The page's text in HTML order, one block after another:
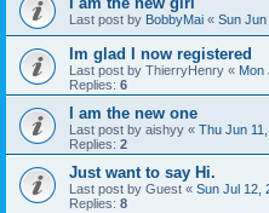
Last post by BobbyMai « Sun
Im glad I now registered
Last post by ThierryHenry « Mon
Replies: 6
I am the new one
Last post by aishyy « Thu Jun
Replies: 2
Just want to say Hi.
Last post by Guest « Sun Jul 12,
Replies: 8